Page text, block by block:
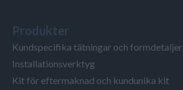
Produkter
Kundspecifika tätningar och formdetaljer
Installationsverktyg
Kit för eftermaknad och kundunika kit